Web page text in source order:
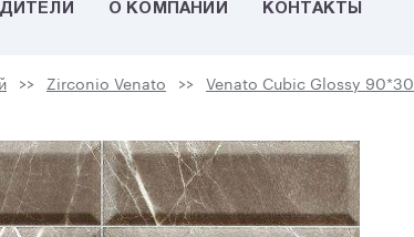
О КОМПАНИИ КОНТАКТЫ
Zirconio Venato Venato Cubic Glossy 90*30